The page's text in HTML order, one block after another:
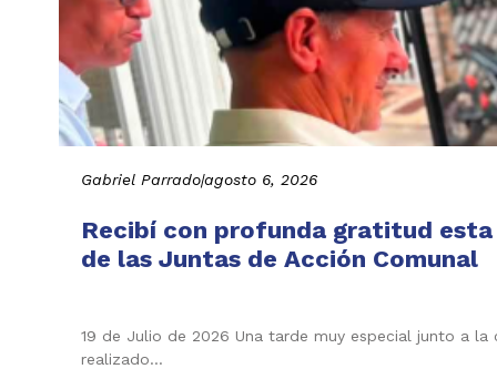
Gabriel Parrado|agosto 6, 2026
Recibí con profunda gratitud
de las Juntas de Acción Comunal
19 de Julio de 2026 Una tarde muy especial junto a
realizado…